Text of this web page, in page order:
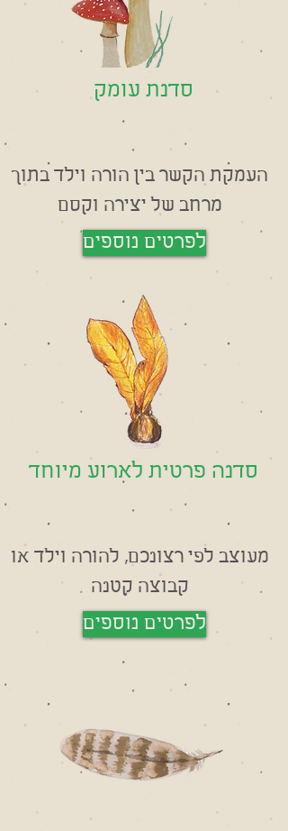
סדנת עומק
העמקת הקשר בין הורה וילד בתוך
מרחב של יצירה וקסם
לפרטים נוספים
סדנה פרטית לארוע מיוחד
מעוצב לפי רצונכם, להורה וילד או
קבוצה קטנה
לפרטים נוספים